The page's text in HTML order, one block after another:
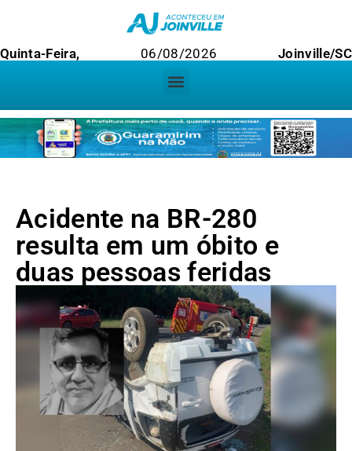
Quinta-Feira, 06/08/2026 Joinville/SC
Acidente na BR-280
resulta em um óbito e
duas pessoas feridas